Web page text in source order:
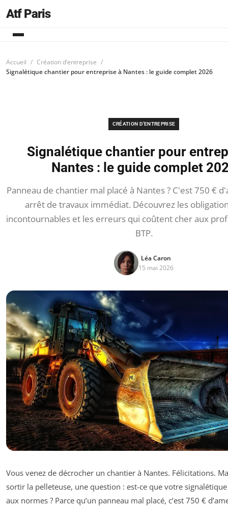
Atf Paris
Accueil
Création d’entreprise
Signalétique chantier pour entreprise à Nantes : le guide complet 2026
CRÉATION D’ENTREPRISE
Signalétique chantier pour
Nantes : le guide complet
Panneau de chantier mal placé à Nantes ? C'est 750 €
arrêt de travaux immédiat. Découvrez les
incontournables et les erreurs qui coûtent cher aux
BTP.
Léa Caron
15 mai 2026
Vous venez de décrocher un chantier à Nantes. Félicitations.
sortir la pelleteuse, une question : est-ce que votre
aux normes ? Parce qu’un panneau mal placé, c’est 750 €